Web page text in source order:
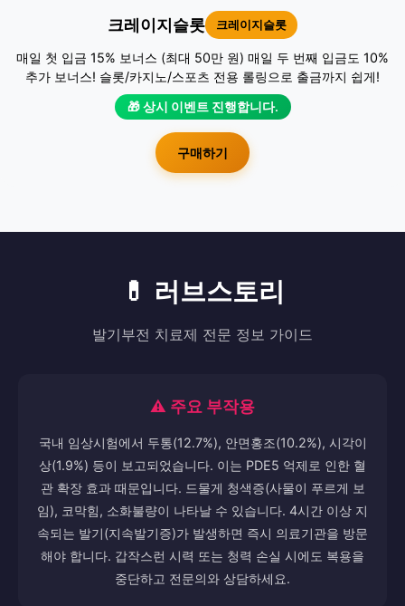
크레이지슬롯 크레이지슬롯
매일 첫 입금 15% 보너스 (최대 50만 원) 매일 두 번째 입금도 10%
추가 보너스! 슬롯/카지노/스포츠 전용 롤링으로 출금까지 쉽게!
🎁 상시 이벤트 진행합니다.
구매하기
💊 러브스토리
발기부전 치료제 전문 정보 가이드
⚠️ 주요 부작용
국내 임상시험에서 두통(12.7%), 안면홍조(10.2%), 시각이
상(1.9%) 등이 보고되었습니다. 이는 PDE5 억제로 인한 혈
관 확장 효과 때문입니다. 드물게 청색증(사물이 푸르게 보
임), 코막힘, 소화불량이 나타날 수 있습니다. 4시간 이상 지
속되는 발기(지속발기증)가 발생하면 즉시 의료기관을 방문
해야 합니다. 갑작스런 시력 또는 청력 손실 시에도 복용을
중단하고 전문의와 상담하세요.